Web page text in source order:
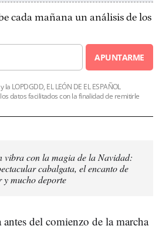
cada mañana un análisis de los
APUNTARME
LOPDGDD, EL LEÓN DE EL ESPAÑOL
los datos facilitados con la finalidad de remitirle
vibra con la magia de la Navidad:
cabalgata, el encanto de
y mucho deporte
del comienzo de la marcha